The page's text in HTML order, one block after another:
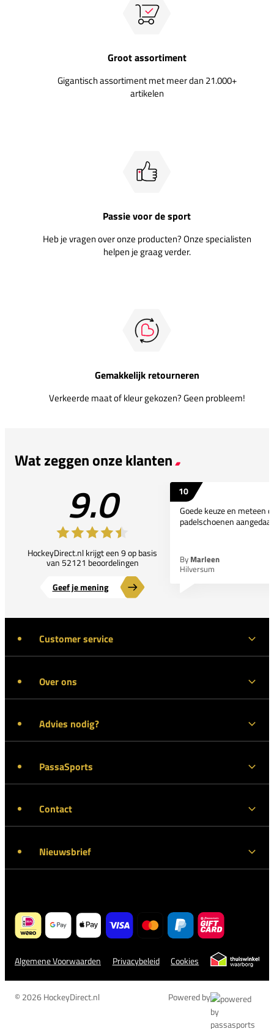
Groot assortiment
Gigantisch assortiment met meer dan 21.000+
artikelen
Passie voor de sport
Heb je vragen over onze producten? Onze specialisten
helpen je graag verder.
Gemakkelijk retourneren
Verkeerde maat of kleur gekozen? Geen probleem!
Wat zeggen onze klanten
9.0
HockeyDirect.nl krijgt een 9 op basis
van 52121 beoordelingen
Geef je mening
10
Goede keuze en meteen
padelschoenen
By Marleen
Hilversum
Customer service
Over ons
Advies nodig?
PassaSports
Contact
Nieuwsbrief
Algemene Voorwaarden Privacybeleid Cookies
© 2026 HockeyDirect.nl Powered by